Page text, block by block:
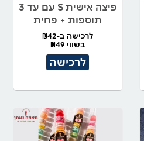
פיצה אישית S עם עד 3
תוספות + פחית
לרכישה ב-₪42
בשווי ₪49
לרכישה